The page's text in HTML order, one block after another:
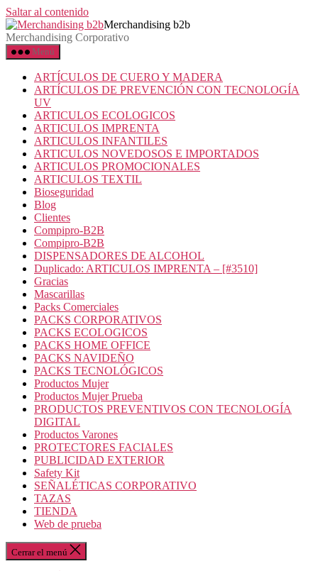
Saltar al contenido
Merchandising b2b
Merchandising Corporativo
Menú
ARTÍCULOS DE CUERO Y MADERA
ARTÍCULOS DE PREVENCIÓN CON TECNOLOGÍA
UV
ARTICULOS ECOLOGICOS
ARTICULOS IMPRENTA
ARTICULOS INFANTILES
ARTICULOS NOVEDOSOS E IMPORTADOS
ARTICULOS PROMOCIONALES
ARTICULOS TEXTIL
Bioseguridad
Blog
Clientes
Compipro-B2B
Compipro-B2B
DISPENSADORES DE ALCOHOL
Duplicado: ARTICULOS IMPRENTA – [#3510]
Gracias
Mascarillas
Packs Comerciales
PACKS CORPORATIVOS
PACKS ECOLOGICOS
PACKS HOME OFFICE
PACKS NAVIDEÑO
PACKS TECNOLÓGICOS
Productos Mujer
Productos Mujer Prueba
PRODUCTOS PREVENTIVOS CON TECNOLOGÍA
DIGITAL
Productos Varones
PROTECTORES FACIALES
PUBLICIDAD EXTERIOR
Safety Kit
SEÑALÉTICAS CORPORATIVO
TAZAS
TIENDA
Web de prueba
Cerrar el menú